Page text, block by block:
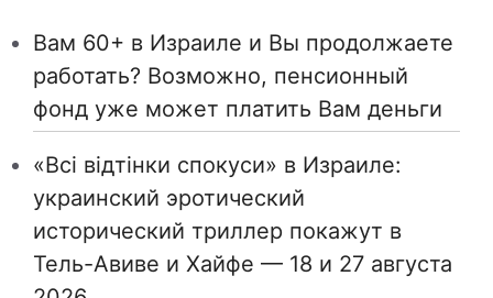
Вам 60+ в Израиле и Вы продолжаете
работать? Возможно, пенсионный
фонд уже может платить Вам деньги
«Всі відтінки спокуси» в Израиле:
украинский эротический
исторический триллер покажут в
Тель-Авиве и Хайфе — 18 и 27 августа